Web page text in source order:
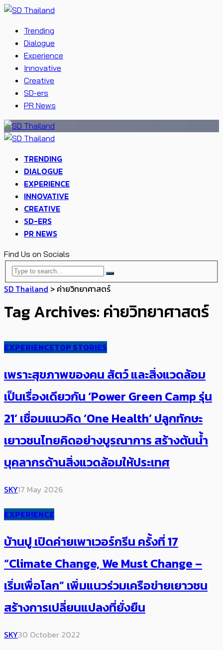
Trending
Dialogue
Experience
Innovative
Creative
SD-ers
PR News
TRENDING
DIALOGUE
EXPERIENCE
INNOVATIVE
CREATIVE
SD-ERS
PR NEWS
Find Us on Socials
SD Thailand > ค่ายวิทยาศาสตร์
Tag Archives: ค่ายวิทยาศาสตร์
EXPERIENCETOP STORIES
เพราะสุขภาพของคน สัตว์ และสิ่งแวดล้อม
เป็นเรื่องเดียวกัน ‘Power Green Camp รุ่น
21’ เชื่อม​แนวคิด ‘One Health’ ปลูกทักษะ​
เยาวชนไทยคิดอย่างบูรณาการ สร้างต้นน้ำ
บุคลากรด้านสิ่งแวดล้อมให้ประเทศ
SKY17 May 2026
EXPERIENCE
บ้านปู เปิดค่ายเพาเวอร์กรีน ครั้งที่ 17
“Climate Change, We Must Change –
เริ่มเพื่อโลก” เพิ่มแนวร่วมเครือข่ายเยาวชน
สร้างการเปลี่ยนแปลงที่ยั่งยืน
SKY30 October 2022